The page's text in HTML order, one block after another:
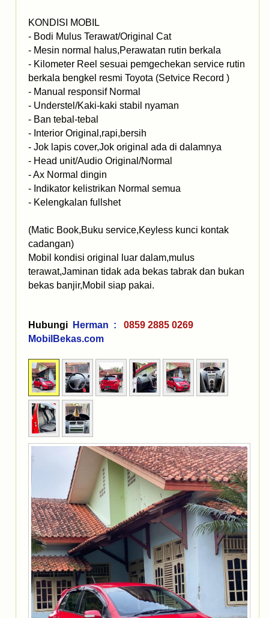
KONDISI MOBIL
- Bodi Mulus Terawat/Original Cat
- Mesin normal halus,Perawatan rutin berkala
- Kilometer Reel sesuai pemgechekan service rutin
berkala bengkel resmi Toyota (Setvice Record )
- Manual responsif Normal
- Understel/Kaki-kaki stabil nyaman
- Ban tebal-tebal
- Interior Original,rapi,bersih
- Jok lapis cover,Jok original ada di dalamnya
- Head unit/Audio Original/Normal
- Ax Normal dingin
- Indikator kelistrikan Normal semua
- Kelengkalan fullshet
(Matic Book,Buku service,Keyless kunci kontak
cadangan)
Mobil kondisi original luar dalam,mulus
terawat,Jaminan tidak ada bekas tabrak dan bukan
bekas banjir,Mobil siap pakai.
Hubungi Herman :
0859 2885 0269
MobilBekas.com